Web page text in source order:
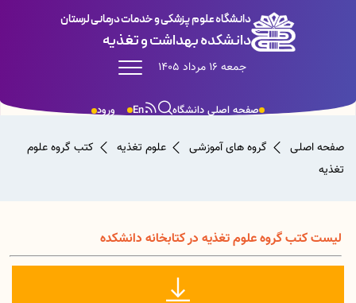
دانشگاه علوم پزشکی و خدمات درمانی لرستان
دانشکده بهداشت و تغذیه
جمعه 16 مرداد 1405
ورود En صفحه اصلی دانشگاه
صفحه اصلی گروه های آموزشی علوم تغذیه
کتب گروه علوم
تغذیه
لیست کتب گروه علوم تغذیه در کتابخانه دانشکده